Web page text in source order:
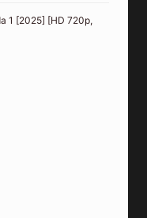
1 [2025] [HD 720p,